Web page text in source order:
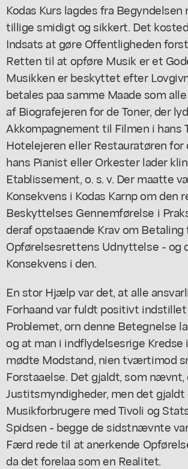
Kodas Kurs lagdes fra
tillige smidigt og sikkert. Det
Indsats at gøre Offentligheden
Retten til at opføre Musik er et
Musikken er beskyttet efter
betales paa samme Maade som
af Biografejeren for de Toner, der
Akkompagnement til Filmen i hans
Hotelejeren eller Restauratøren for
hans Pianist eller Orkester lader
Etablissement, o. s. v. Der maatte
Konsekvens i Kodas Karnp om den
Beskyttelses Gennemførelse i
deraf opstaaende Krav om Betaling
Opførelsesrettens Udnyttelse - og
Konsekvens i den.
En stor Hjælp var det, at alle
Forhaand var fuldt positivt
Problemet, orn denne Betegnelse
og at man i indflydelsesrige Kredse
mødte Modstand, nien tværtimod
Forstaaelse. Det gjaldt, som
Justitsmyndigheder, men det gjaldt
Musikforbrugere med Tivoli og
Spidsen - begge de sidstnævnte
Færd rede til at anerkende
da det forelaa som en Realitet.